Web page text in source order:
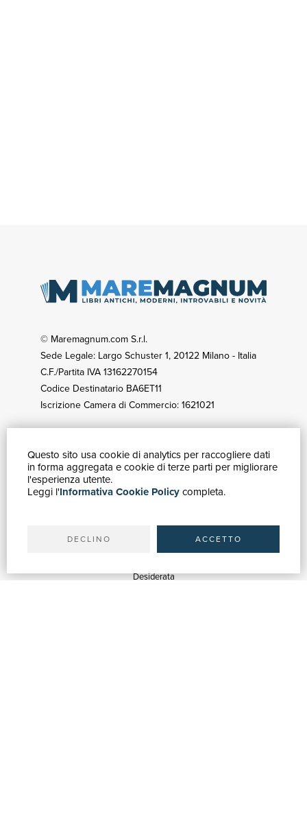
Questo sito usa cookie di analytics per raccogliere dati
in forma aggregata e cookie di terze parti per migliorare
l'esperienza utente.
Leggi l'Informativa Cookie Policycompleta.
DECLINO ACCETTO
© Maremagnum.com S.r.l.
Sede Legale: Largo Schuster 1, 20122 Milano - Italia
C.F./Partita IVA 13162270154
Codice Destinatario BA6ET11
Iscrizione Camera di Commercio: 1621021
GUIDA ACQUISTI
Catalogo
Ricerca avanzata
Spedizioni
Desiderata